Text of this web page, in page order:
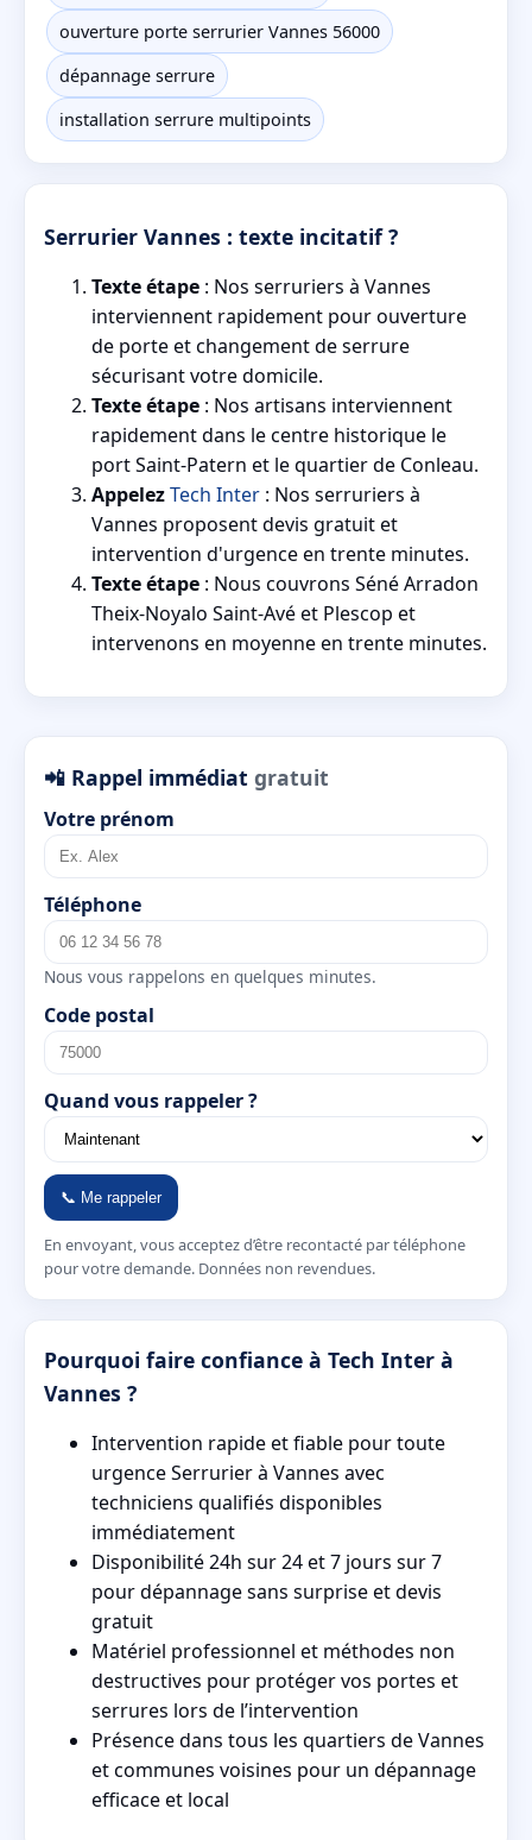
ouverture porte serrurier Vannes 56000
dépannage serrure
installation serrure multipoints
Serrurier Vannes : texte incitatif ?
Texte étape : Nos serruriers à Vannes
interviennent rapidement pour ouverture
de porte et changement de serrure
sécurisant votre domicile.
Texte étape : Nos artisans interviennent
rapidement dans le centre historique le
port Saint-Patern et le quartier de Conleau.
AppelezTech Inter : Nos serruriers à
Vannes proposent devis gratuit et
intervention d'urgence en trente minutes.
Texte étape : Nous couvrons Séné Arradon
Theix-Noyalo Saint-Avé et Plescop et
intervenons en moyenne en trente minutes.
📲 Rappel immédiat gratuit
Votre prénom
Téléphone
Nous vous rappelons en quelques minutes.
Code postal
Quand vous rappeler ?
📞 Me rappeler
En envoyant, vous acceptez d’être recontacté par téléphone
pour votre demande. Données non revendues.
Pourquoi faire confiance à Tech Inter à
Vannes ?
Intervention rapide et fiable pour toute
urgence Serrurier à Vannes avec
techniciens qualifiés disponibles
immédiatement
Disponibilité 24h sur 24 et 7 jours sur 7
pour dépannage sans surprise et devis
gratuit
Matériel professionnel et méthodes non
destructives pour protéger vos portes et
serrures lors de l’intervention
Présence dans tous les quartiers de Vannes
et communes voisines pour un dépannage
efficace et local